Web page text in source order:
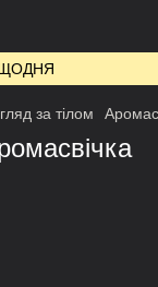
ЩОДНЯ
за тілом